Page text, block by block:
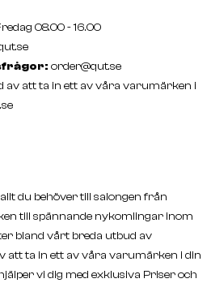
08.00 - 16.00
order@qut.se
av att ta in ett av våra varumärken i
du behöver till salongen från
till spännande nykomlingar inom
bland vårt breda utbud av
att ta in ett av våra varumärken i din
vi dig med exklusiva Priser och